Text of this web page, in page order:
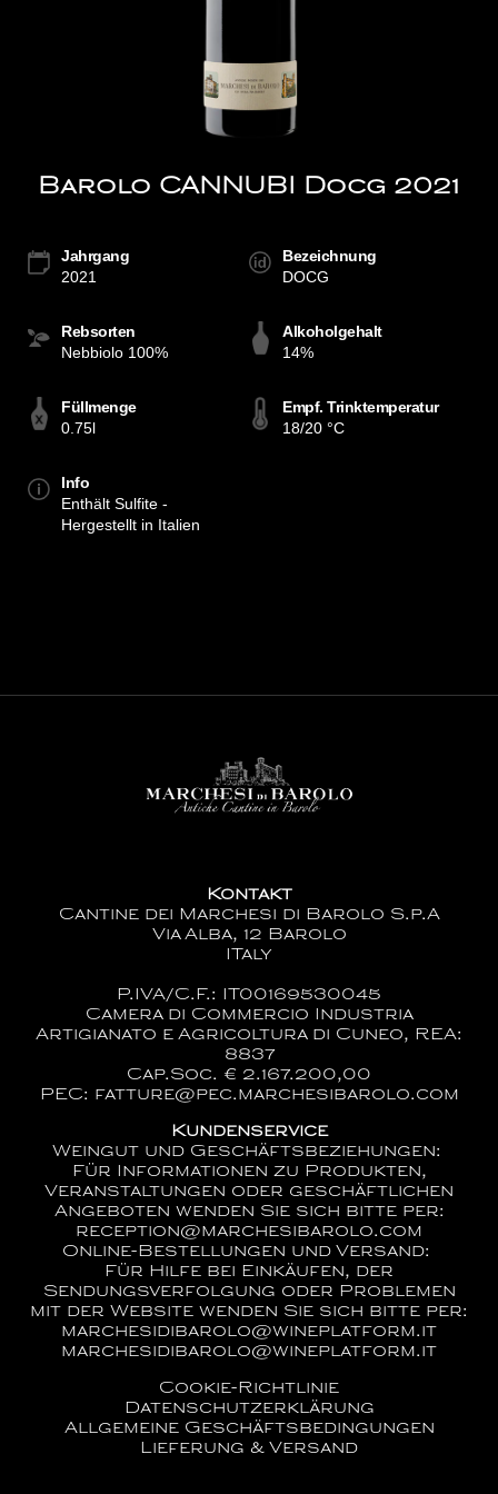
Barolo CANNUBI Docg 2021
Jahrgang
2021
Bezeichnung
DOCG
Rebsorten
Nebbiolo 100%
Alkoholgehalt
14%
Füllmenge
0.75l
Empf. Trinktemperatur
18/20 °C
Info
Enthält Sulfite -
Hergestellt in Italien
Kontakt
Cantine dei Marchesi di Barolo S.p.A
Via Alba, 12 Barolo
ITaly
P.IVA/C.F.: IT00169530045
Camera di Commercio Industria
Artigianato e Agricoltura di Cuneo, REA:
8837
Cap.Soc. € 2.167.200,00
PEC: fatture@pec.marchesibarolo.com
Kundenservice
Weingut und Geschäftsbeziehungen:
Für Informationen zu Produkten,
Veranstaltungen oder geschäftlichen
Angeboten wenden Sie sich bitte per:
reception@marchesibarolo.com
Online-Bestellungen und Versand:
Für Hilfe bei Einkäufen, der
Sendungsverfolgung oder Problemen
mit der Website wenden Sie sich bitte per:
marchesidibarolo@wineplatform.it
marchesidibarolo@wineplatform.it
Cookie-Richtlinie
Datenschutzerklärung
Allgemeine Geschäftsbedingungen
Lieferung & Versand